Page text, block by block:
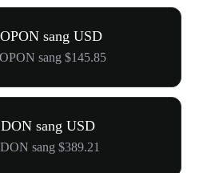
sang USD
sang $145.85
sang USD
sang $389.21